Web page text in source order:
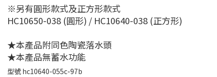
※另有圓形款式及正方形款式
HC10650-038 (圓形) / HC10640-038 (正方形)
★本產品附同色陶瓷落水頭
★本產品無蓄水功能
型號hc10640-055c-97b